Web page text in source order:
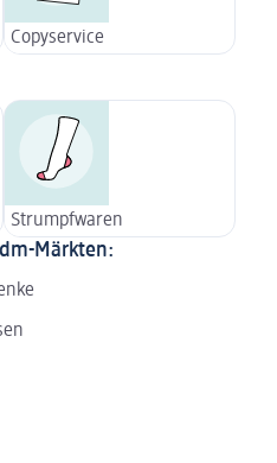
Copyservice
Strumpfwaren
Märkten: